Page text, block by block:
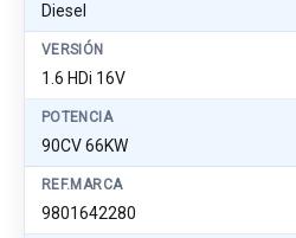
Diesel
VERSIÓN
1.6 HDi 16V
POTENCIA
90CV 66KW
REF.MARCA
9801642280